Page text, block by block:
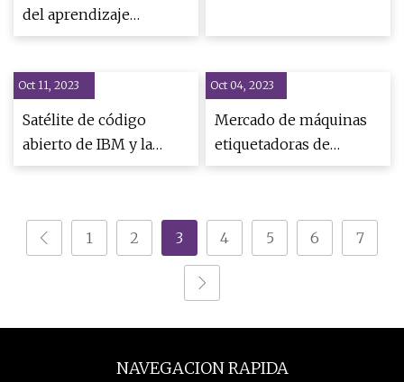
del aprendizaje
profundo
Oct 11, 2023
Satélite de código
abierto de IBM y la
NASA
Oct 04, 2023
Mercado de máquinas
etiquetadoras de
precios y pesaje
[Tendencias clave]
1
2 3 4 5 6 7
NAVEGACION RAPIDA